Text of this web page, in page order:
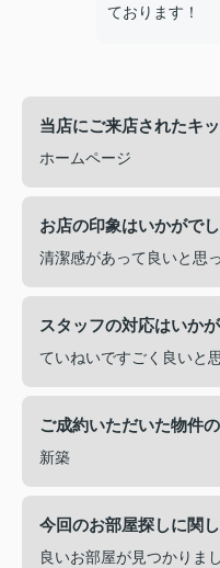
ております！
当店にご来店されたキ
ホームページ
お店の印象はいかがで
清潔感があって良いと思っ
スタッフの対応はいか
ていねいですごく良いと
ご成約いただいた物件
新築
今回のお部屋探しに関
良いお部屋が見つかりま